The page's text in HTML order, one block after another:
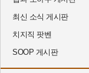
최신 소식 게시판
치지직 팟벤
SOOP 게시판